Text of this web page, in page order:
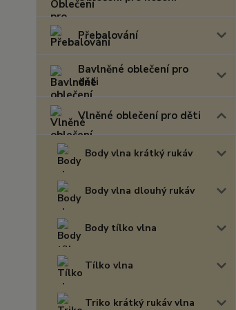
Přebalování
Bavlněné oblečení pro
děti
Vlněné oblečení pro děti
Body vlna krátký rukáv
Body vlna dlouhý rukáv
Body tílko vlna
Tílko vlna
Triko krátký rukáv vlna